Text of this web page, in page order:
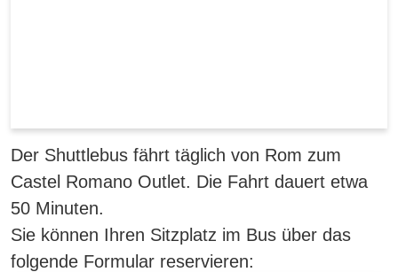
Der Shuttlebus fährt täglich von Rom zum
Castel Romano Outlet. Die Fahrt dauert etwa
50 Minuten.
Sie können Ihren Sitzplatz im Bus über das
folgende Formular reservieren: